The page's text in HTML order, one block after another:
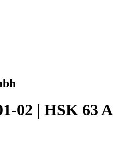
02 | HSK 63 A